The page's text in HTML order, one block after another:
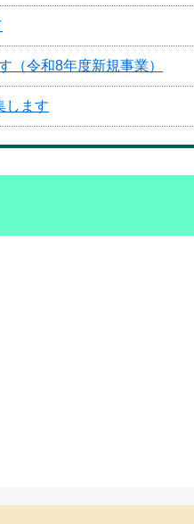
（令和8年度新規事業）
します